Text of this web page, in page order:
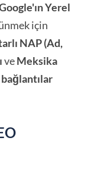
Yerel
için
NAP (Ad,
veMeksika